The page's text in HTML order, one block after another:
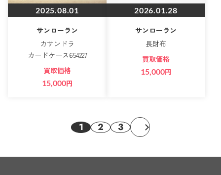
2025.08.01
サンローラン
カサンドラ
カードケース654227
買取価格
15,000円
2026.01.28
サンローラン
長財布
買取価格
15,000円
1 2 3